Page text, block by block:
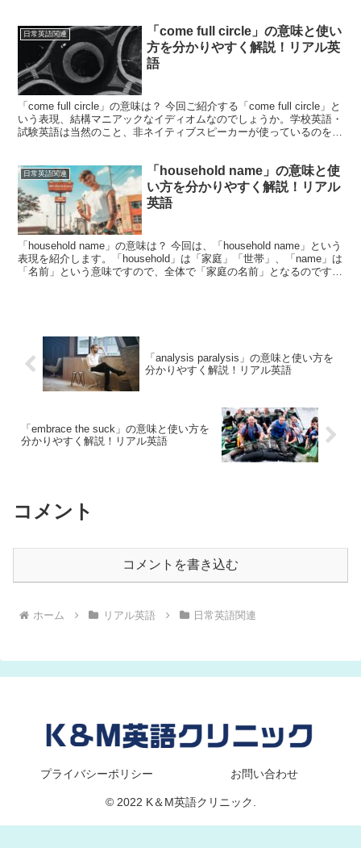
日常英語関連
「come full circle」の意味と使い
方を分かりやすく解説！リアル英
語
「come full circle」の意味は？ 今回ご紹介する「come full circle」と
いう表現、結構マニアックなイディオムなのでしょうか。学校英語・
試験英語は当然のこと、非ネイティブスピーカーが使っているのを聞
日常英語関連
「household name」の意味と使
い方を分かりやすく解説！リアル
英語
「household name」の意味は？ 今回は、「household name」という
表現を紹介します。「household」は「家庭」「世帯」、「name」は
「名前」という意味ですので、全体で「家庭の名前」となるのです
「analysis paralysis」の意味と使い方を
分かりやすく解説！リアル英語
「embrace the suck」の意味と使い方を
分かりやすく解説！リアル英語
コメント
コメントを書き込む
ホーム リアル英語 日常英語関連
プライバシーポリシー お問い合わせ
© 2022 K＆M英語クリニック.